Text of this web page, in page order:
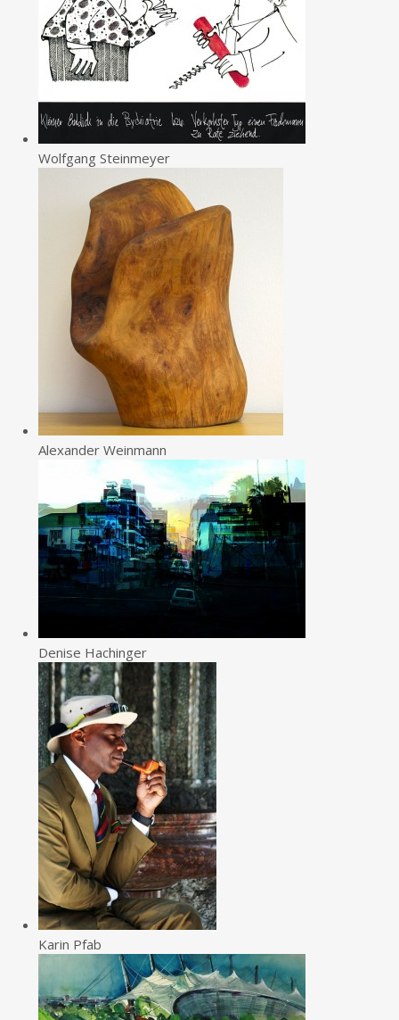
Wolfgang Steinmeyer
Alexander Weinmann
Denise Hachinger
Karin Pfab